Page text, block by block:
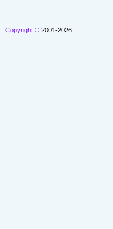
Copyright © 2001-2026